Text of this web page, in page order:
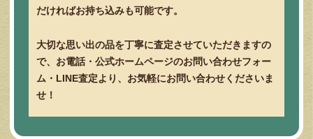
だければお持ち込みも可能です。
大切な思い出の品を丁寧に査定させていただきますの
で、お電話・公式ホームページのお問い合わせフォー
ム・LINE査定より、お気軽にお問い合わせくださいま
せ！